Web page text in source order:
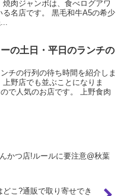
肉ジャンボは、食べログアワ
名店です。 黒毛和牛A5の希少
の土日・平日のランチの
チの行列の待ち時間を紹介しま
野店でも並ぶことになりま
で人気のお店です。 上野食肉
かつ店!ルールに要注意@秋葉
こ?通販で取り寄せでき